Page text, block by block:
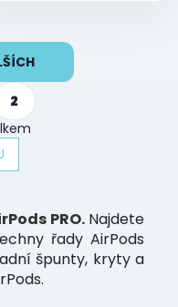
2
PRO. Najdete
řady AirPods
špunty, kryty a